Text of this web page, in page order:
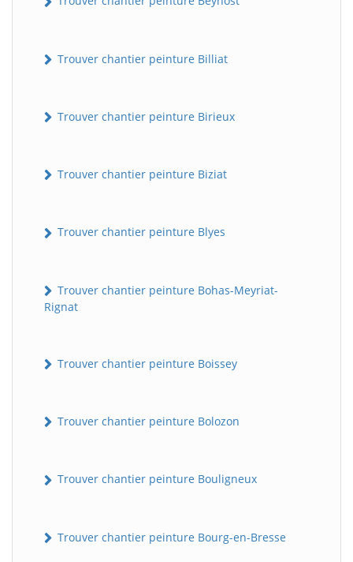
Trouver chantier peinture Billiat
Trouver chantier peinture Birieux
Trouver chantier peinture Biziat
Trouver chantier peinture Blyes
Trouver chantier peinture Bohas-Meyriat-
Rignat
Trouver chantier peinture Boissey
Trouver chantier peinture Bolozon
Trouver chantier peinture Bouligneux
Trouver chantier peinture Bourg-en-Bresse